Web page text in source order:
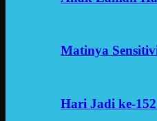
Matinya
Hari Jadi ke-